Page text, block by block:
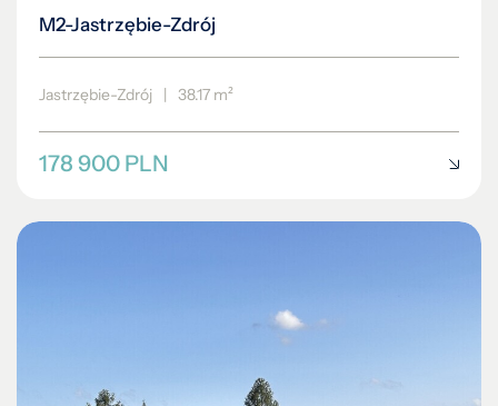
M2-Jastrzębie-Zdrój
Jastrzębie-Zdrój 38.17 m²
178 900 PLN